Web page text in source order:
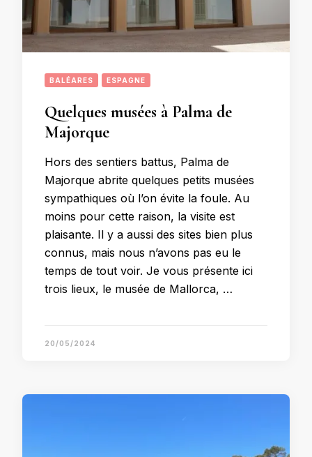
BALÉARES ESPAGNE
Quelques musées à Palma de
Majorque
Hors des sentiers battus, Palma de
Majorque abrite quelques petits musées
sympathiques où l’on évite la foule. Au
moins pour cette raison, la visite est
plaisante. Il y a aussi des sites bien plus
connus, mais nous n’avons pas eu le
temps de tout voir. Je vous présente ici
trois lieux, le musée de Mallorca, …
20/05/2024